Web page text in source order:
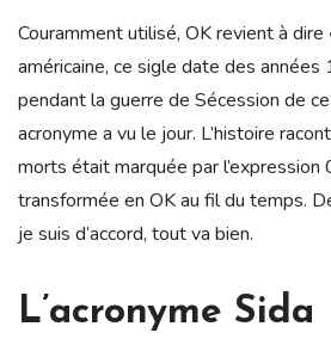
Couramment utilisé, OK revient à dire
américaine, ce sigle date des années
pendant la guerre de Sécession de
acronyme a vu le jour. L’histoire
morts était marquée par l’expression
transformée en OK au fil du temps.
je suis d’accord, tout va bien.
L’acronyme Sida